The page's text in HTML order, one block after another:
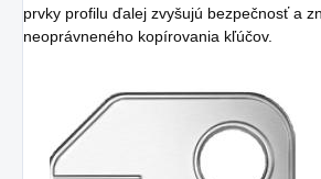
prvky profilu ďalej zvyšujú bezpečnosť a
neoprávneného kopírovania kľúčov.